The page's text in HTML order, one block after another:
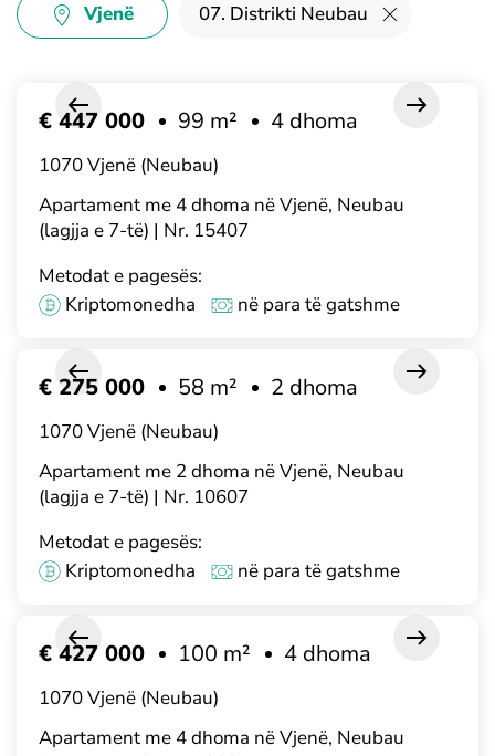
Vjenë 07. Distrikti Neubau
Apartament me 4 dhoma në Vjenë, Neubau
(lagjja e 7-të) | Nr. 15407
€ 447 000 99 m² 4 dhoma
1070 Vjenë (Neubau)
Metodat e pagesës:
Kriptomonedha
në para të gatshme
Apartament me 2 dhoma në Vjenë, Neubau
(lagjja e 7-të) | Nr. 10607
€ 275 000 58 m² 2 dhoma
1070 Vjenë (Neubau)
Metodat e pagesës:
Kriptomonedha
në para të gatshme
Apartament me 4 dhoma në Vjenë, Neubau
€ 427 000 100 m² 4 dhoma
1070 Vjenë (Neubau)